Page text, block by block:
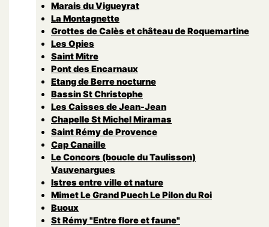
Marais du Vigueyrat
La Montagnette
Grottes de Calès et château de Roquemartine
Les Opies
Saint Mitre
Pont des Encarnaux
Etang de Berre nocturne
Bassin St Christophe
Les Caisses de Jean-Jean
Chapelle St Michel Miramas
Saint Rémy de Provence
Cap Canaille
Le Concors (boucle du Taulisson)
Vauvenargues
Istres entre ville et nature
Mimet Le Grand Puech Le Pilon du Roi
Buoux
St Rémy "Entre flore et faune"